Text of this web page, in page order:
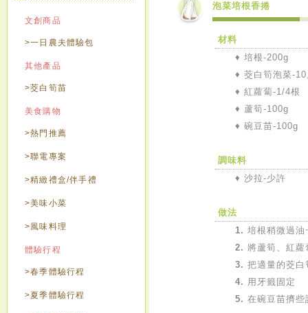
文創商品
>一日農夫體驗包
其他產品
>茭白筍苗
美食購物
>熱門推薦
>聯電專案
>精緻禮盒/伴手禮
>美味小菜
>風味料理
體驗行程
>春季體驗行程
>夏季體驗行程
泡菜培根香捲
材料
♦ 培根-200g
♦ 茭白筍泡菜-
♦ 紅蘿蔔-1/4根
♦ 蘆筍-100g
♦ 碗豆苗-100g
調味料
♦ 沙拉-少許
做法
1. 培根稍微過油
2. 將蘆筍、紅
3. 把適量的茭
4. 用牙籤固定
5. 在碗豆苗擠些